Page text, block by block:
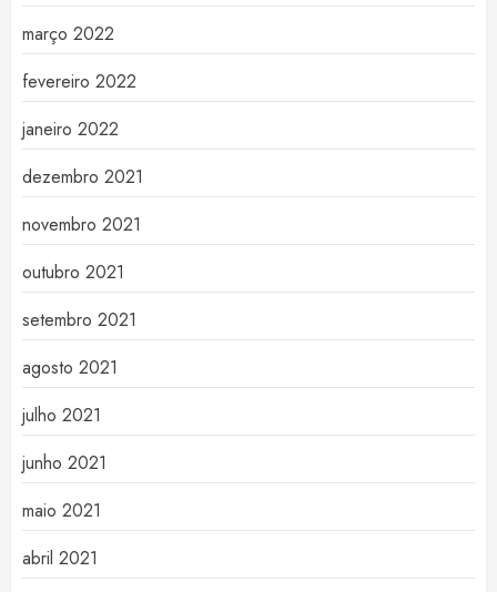
março 2022
fevereiro 2022
janeiro 2022
dezembro 2021
novembro 2021
outubro 2021
setembro 2021
agosto 2021
julho 2021
junho 2021
maio 2021
abril 2021